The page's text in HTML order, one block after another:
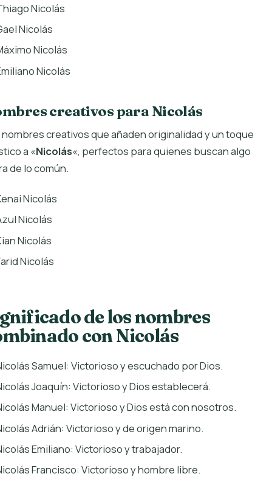
Nicolás
Nicolás
Nicolás
Nicolás
creativos para Nicolás
creativos que añaden originalidad y un toque
a «Nicolás«, perfectos para quienes buscan algo
de lo común.
Nicolás
Nicolás
Nicolás
Nicolás
de los nombres
con Nicolás
Samuel: Victorioso y escuchado por Dios.
Joaquín: Victorioso y Dios establecerá.
Manuel: Victorioso y Dios está con nosotros.
Adrián: Victorioso y de origen marino.
Emiliano: Victorioso y trabajador.
Francisco: Victorioso y hombre libre.